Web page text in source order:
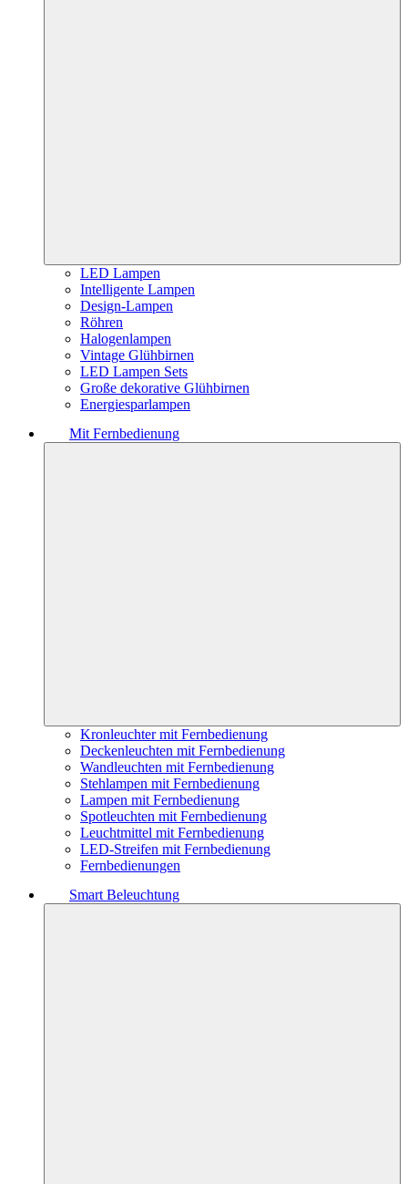
LED Lampen
Intelligente Lampen
Design-Lampen
Röhren
Halogenlampen
Vintage Glühbirnen
LED Lampen Sets
Große dekorative Glühbirnen
Energiesparlampen
Mit Fernbedienung
Kronleuchter mit Fernbedienung
Deckenleuchten mit Fernbedienung
Wandleuchten mit Fernbedienung
Stehlampen mit Fernbedienung
Lampen mit Fernbedienung
Spotleuchten mit Fernbedienung
Leuchtmittel mit Fernbedienung
LED-Streifen mit Fernbedienung
Fernbedienungen
Smart Beleuchtung